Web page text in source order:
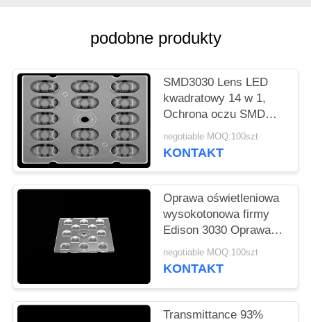
WYCENĘ
MAPA
WITRYNY
POLITYKA
podobne produkty
SMD3030 Lens LED
kwadratowy 14 w 1,
Ochrona oczu SMD
LED Lens Do
oświetlenia ulicznego
negotiable MOQ:100szt
KONTAKT
Oprawa oświetleniowa
wysokotonowa firmy
Edison 3030 Oprawa
obiektywowa
Symetryczna
zewnętrznego
negotiable MOQ:100szt
KONTAKT
Transmittance 93%